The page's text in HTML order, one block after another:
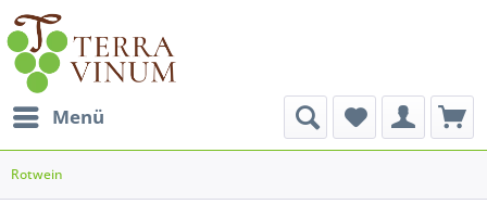
Menü
Rotwein